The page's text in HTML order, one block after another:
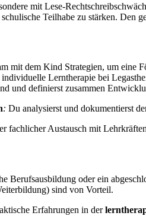
mit Lese-
Teilhabe zu stärken. Den
mit dem Kind Strategien, um eine
Lerntherapie bei
und definierst zusammen
: Du analysierst und dokumentierst
fachlicher Austausch mit
Berufsausbildung oder ein
sind von Vorteil.
Erfahrungen in der